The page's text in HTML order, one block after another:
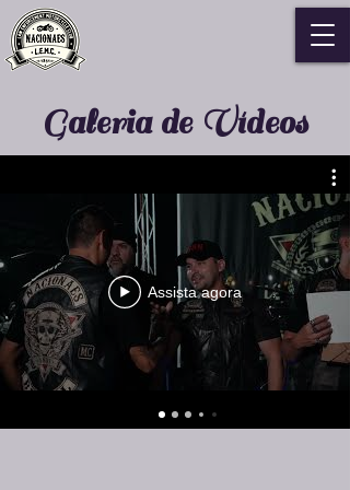
Galeria de Vídeos
Assista agora